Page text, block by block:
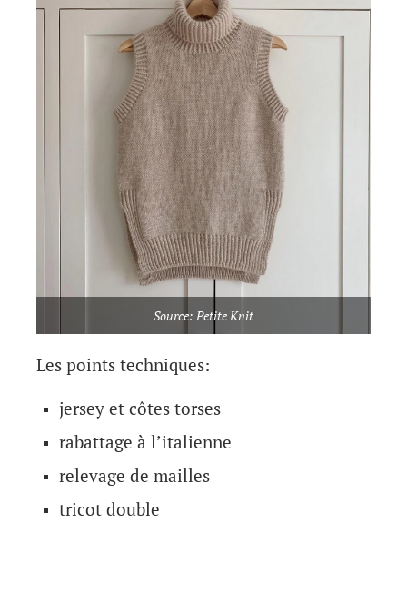
Source: Petite Knit
Les points techniques:
jersey et côtes torses
rabattage à l’italienne
relevage de mailles
tricot double